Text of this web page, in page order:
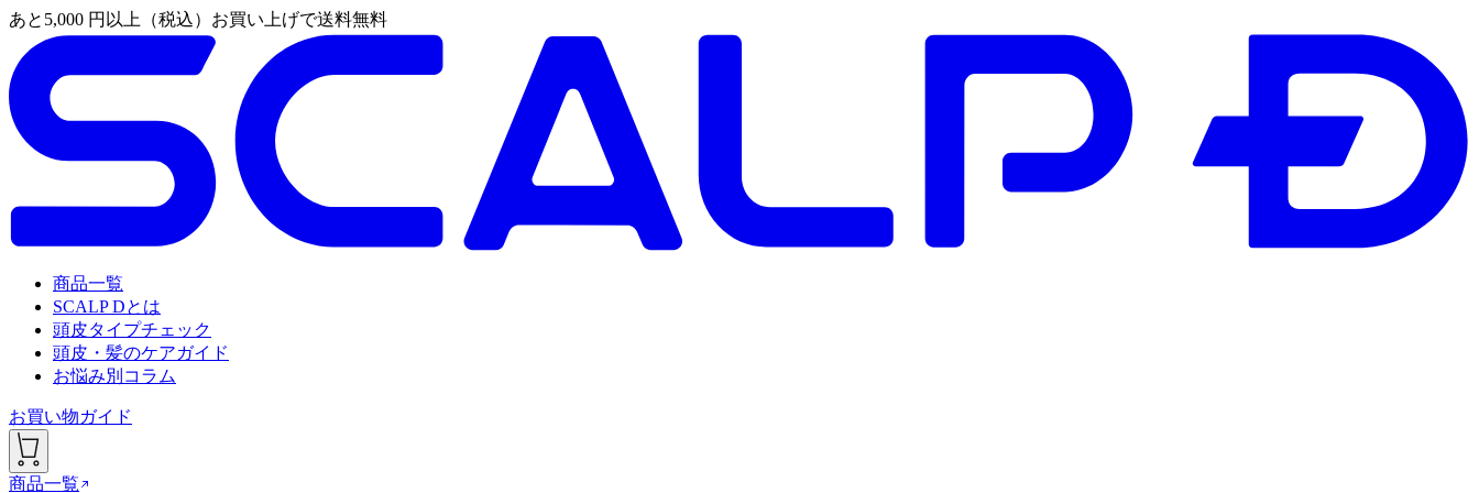
あと 5,000 円以上（税込）お買い上げで送料無料
商品一覧
SCALP Dとは
頭皮タイプチェック
頭皮・髪のケアガイド
お悩み別コラム
お買い物ガイド
商品一覧